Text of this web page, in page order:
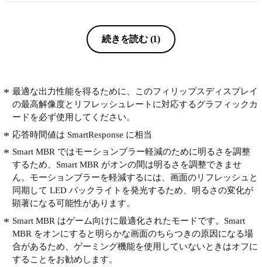
続きを読む (1)
最適な出力性能を得るために、このフィリップスディスプレイ
の最高解像度とリフレッシュレートに対応するグラフィックカ
ードを必ず使用してください。
応答時間値は SmartResponse に相当
Smart MBR ではモーションブラー軽減のために明るさを調整
するため、Smart MBR がオンの間は明るさを調整できませ
ん。モーションブラーを軽減するには、画面のリフレッシュと
同期して LED バックライトを発光するため、明るさの変化が
顕著になる可能性があります。
Smart MBR はゲーム向けに最適化されたモードです。Smart
MBR をオンにすると明らかな画面のちらつきの原因になる場
合があるため、ゲーミング機能を使用していないときはオフに
することをお勧めします。